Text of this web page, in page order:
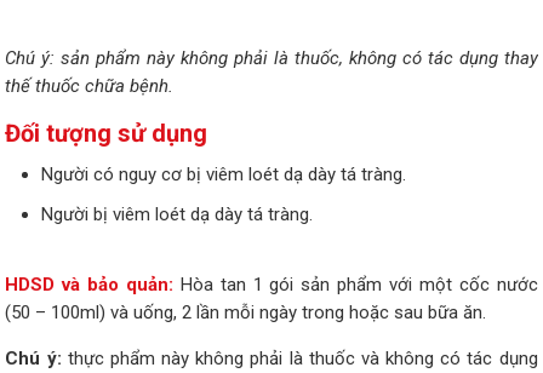
Chú ý: sản phẩm này không phải là thuốc, không có tác dụng thay
thế thuốc chữa bệnh.
Đối tượng sử dụng
Người có nguy cơ bị viêm loét dạ dày tá tràng.
Người bị viêm loét dạ dày tá tràng.
HDSD và bảo quản: Hòa tan 1 gói sản phẩm với một cốc nước
(50 – 100ml) và uống, 2 lần mỗi ngày trong hoặc sau bữa ăn.
Chú ý: thực phẩm này không phải là thuốc và không có tác dụng